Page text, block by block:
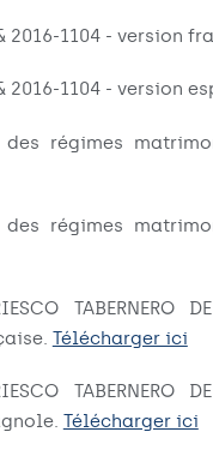
2016-1104 - version
2016-1104 - version
régimes
régimes
TABERNERO
Télécharger ici
TABERNERO
Télécharger ici